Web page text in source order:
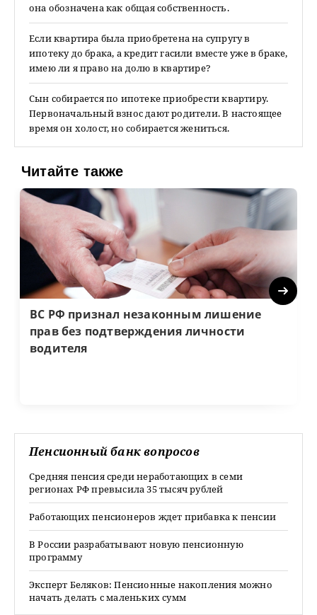
она обозначена как общая собственность.
Если квартира была приобретена на супругу в
ипотеку до брака, а кредит гасили вместе уже в браке,
имею ли я право на долю в квартире?
Сын собирается по ипотеке приобрести квартиру.
Первоначальный взнос дают родители. В настоящее
время он холост, но собирается жениться.
Читайте также
ВС РФ признал незаконным лишение
прав без подтверждения личности
водителя
Next
Пенсионный банк вопросов
Средняя пенсия среди неработающих в семи
регионах РФ превысила 35 тысяч рублей
Работающих пенсионеров ждет прибавка к пенсии
В России разрабатывают новую пенсионную
программу
Эксперт Беляков: Пенсионные накопления можно
начать делать с маленьких сумм